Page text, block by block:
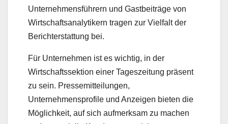
Unternehmensführern und Gastbeiträge von
Wirtschaftsanalytikern tragen zur Vielfalt der
Berichterstattung bei.
Für Unternehmen ist es wichtig, in der
Wirtschaftssektion einer Tageszeitung präsent
zu sein. Pressemitteilungen,
Unternehmensprofile und Anzeigen bieten die
Möglichkeit, auf sich aufmerksam zu machen